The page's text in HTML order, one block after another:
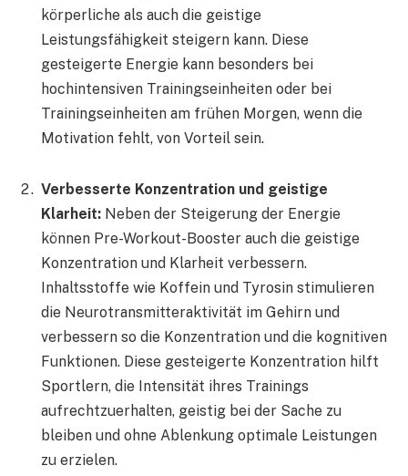
körperliche als auch die geistige
Leistungsfähigkeit steigern kann. Diese
gesteigerte Energie kann besonders bei
hochintensiven Trainingseinheiten oder bei
Trainingseinheiten am frühen Morgen, wenn die
Motivation fehlt, von Vorteil sein.
Verbesserte Konzentration und geistige
Klarheit: Neben der Steigerung der Energie
können Pre-Workout-Booster auch die geistige
Konzentration und Klarheit verbessern.
Inhaltsstoffe wie Koffein und Tyrosin stimulieren
die Neurotransmitteraktivität im Gehirn und
verbessern so die Konzentration und die kognitiven
Funktionen. Diese gesteigerte Konzentration hilft
Sportlern, die Intensität ihres Trainings
aufrechtzuerhalten, geistig bei der Sache zu
bleiben und ohne Ablenkung optimale Leistungen
zu erzielen.